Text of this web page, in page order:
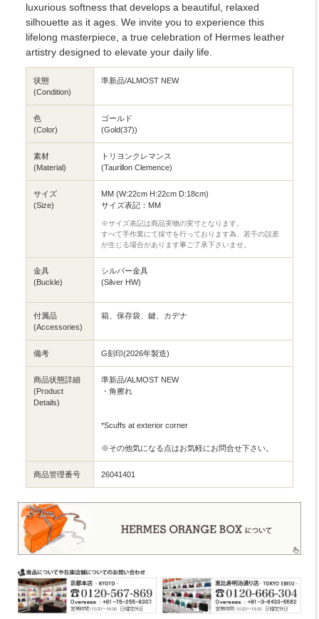
luxurious softness that develops a beautiful, relaxed
silhouette as it ages. We invite you to experience this
lifelong masterpiece, a true celebration of Hermes leather
artistry designed to elevate your daily life.
状態
(Condition)
準新品/ALMOST NEW
色
(Color)
ゴールド
(Gold(37))
素材
(Material)
トリヨンクレマンス
(Taurillon Clemence)
サイズ
(Size)
MM (W:22cm H:22cm D:18cm)
サイズ表記：MM
※サイズ表記は商品実物の実寸となります。
すべて手作業にて採寸を行っております為、若干の誤差
が生じる場合があります事ご了承下さいませ。
金具
(Buckle)
シルバー金具
(Silver HW)
付属品
(Accessories)
箱、保存袋、鍵、カデナ
備考 G刻印(2026年製造)
商品状態詳細
(Product
Details)
準新品/ALMOST NEW
・角擦れ
*Scuffs at exterior corner
※その他気になる点はお気軽にお問合せ下さい。
商品管理番号 26041401